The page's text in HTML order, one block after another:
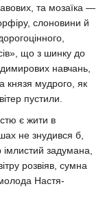
та мозаїка —
слоновини й
що з шинку до
навчань,
князя мудрого, як
пустили.
є жити в
не знудився б,
задумана,
розвіяв, сумна
Настя-